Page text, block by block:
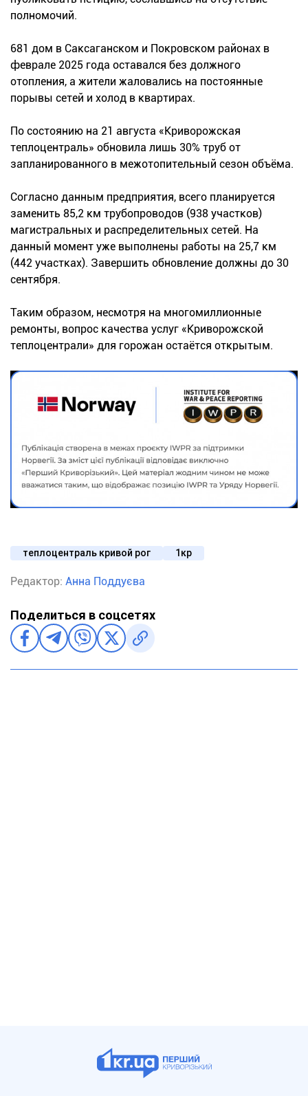
полномочий.
681 дом в Саксаганском и Покровском районах в
феврале 2025 года оставался без должного
отопления, а жители жаловались на постоянные
порывы сетей и холод в квартирах.
По состоянию на 21 августа «Криворожская
теплоцентраль» обновила лишь 30% труб от
запланированного в межотопительный сезон объёма.
Согласно данным предприятия, всего планируется
заменить 85,2 км трубопроводов (938 участков)
магистральных и распределительных сетей. На
данный момент уже выполнены работы на 25,7 км
(442 участках). Завершить обновление должны до 30
сентября.
Таким образом, несмотря на многомиллионные
ремонты, вопрос качества услуг «Криворожской
теплоцентрали» для горожан остаётся открытым.
теплоцентраль кривой рог 1кр
Редактор: Анна Поддуєва
Поделиться в соцсетях